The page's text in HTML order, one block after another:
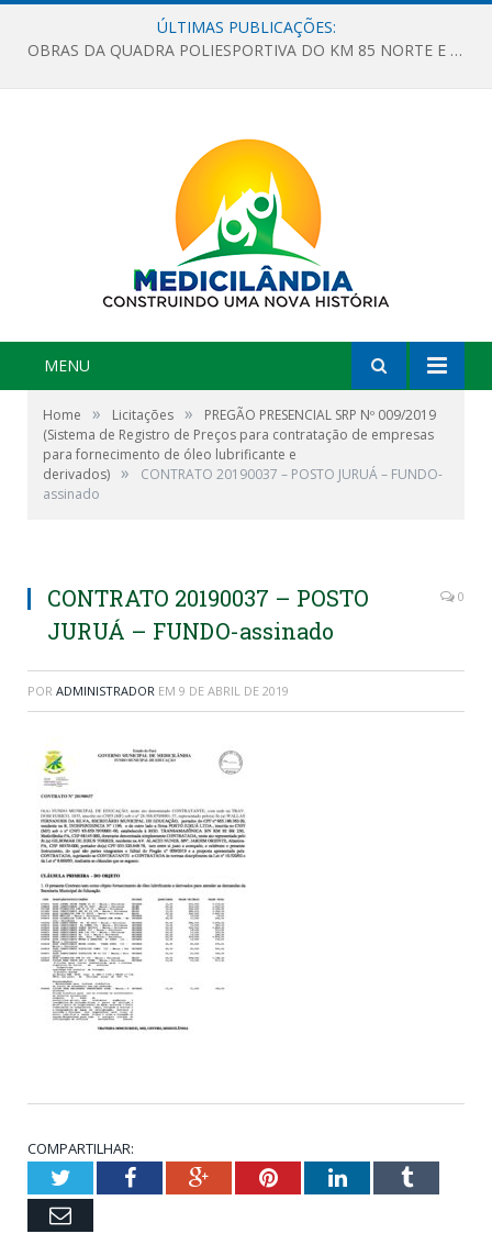
ÚLTIMAS PUBLICAÇÕES:
OBRAS DA QUADRA POLIESPORTIVA DO KM 85 NORTE E DA ESCOLA GASPAR VIANA AVANÇAM
MENU
Home » Licitações »
PREGÃO PRESENCIAL SRP Nº 009/2019
(Sistema de Registro de Preços para contratação de empresas
para fornecimento de óleo lubrificante e
derivados) »
CONTRATO 20190037 – POSTO JURUÁ – FUNDO-
assinado
CONTRATO 20190037 – POSTO
JURUÁ – FUNDO-assinado
0
POR ADMINISTRADOR EM 9 DE ABRIL DE 2019
COMPARTILHAR:
TwitterFacebookGoogle+PinterestLinkedInTumblr
Email